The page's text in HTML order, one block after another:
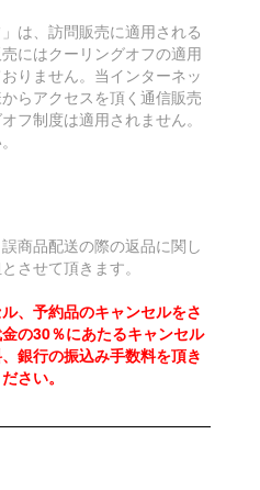
」は、訪問販売に適用される
にはクーリングオフの適用
りません。当インターネッ
らアクセスを頂く通信販売
フ制度は適用されません。
商品配送の際の返品に関し
させて頂きます。
、予約品のキャンセルをさ
の30％にあたるキャンセル
銀行の振込み手数料を頂き
さい。